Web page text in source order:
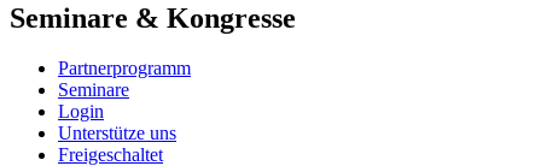
Seminare & Kongresse
Partnerprogramm
Seminare
Login
Unterstütze uns
Freigeschaltet